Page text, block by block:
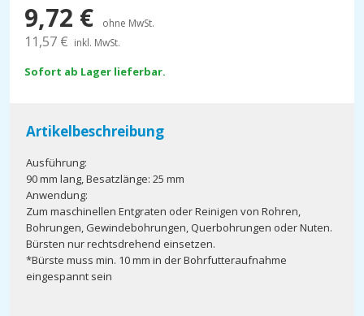
9,72 € ohne MwSt.
11,57 € inkl. MwSt.
Sofort ab Lager lieferbar.
Artikelbeschreibung
Ausführung:
90 mm lang, Besatzlänge: 25 mm
Anwendung:
Zum maschinellen Entgraten oder Reinigen von Rohren,
Bohrungen, Gewindebohrungen, Querbohrungen oder Nuten.
Bürsten nur rechtsdrehend einsetzen.
*Bürste muss min. 10 mm in der Bohrfutteraufnahme
eingespannt sein